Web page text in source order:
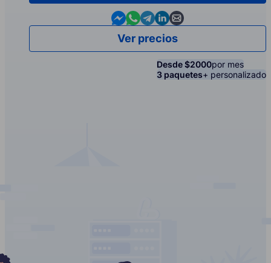
Contact us in Messenger
Contact us in WhatsApp
Contact us in Telegram
Contact us in Linkedin
Contact us by email
Ver precios
Desde $2000por mes
3 paquetes+ personalizado